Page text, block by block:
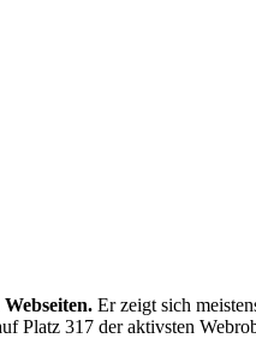
Er zeigt sich
Platz 317 der aktivsten